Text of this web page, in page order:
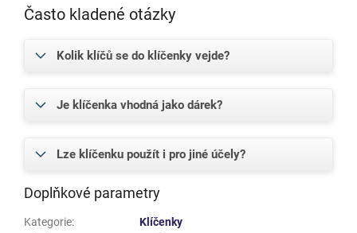
Často kladené otázky
Kolik klíčů se do klíčenky vejde?
Je klíčenka vhodná jako dárek?
Lze klíčenku použít i pro jiné účely?
Doplňkové parametry
Kategorie:
Klíčenky